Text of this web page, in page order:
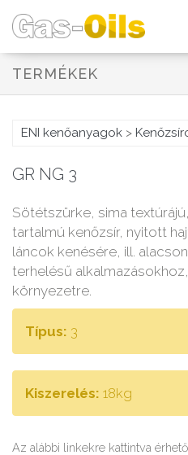
TERMÉKEK
ENI kenőanyagok >
GR NG 3
Sötétszürke, sima
tartalmú kenőzsír, nyitott
láncok kenésére, ill.
terhelésű
környezetre.
Típus: 3
Kiszerelés: 18kg
Az alábbi linkekre kattintva